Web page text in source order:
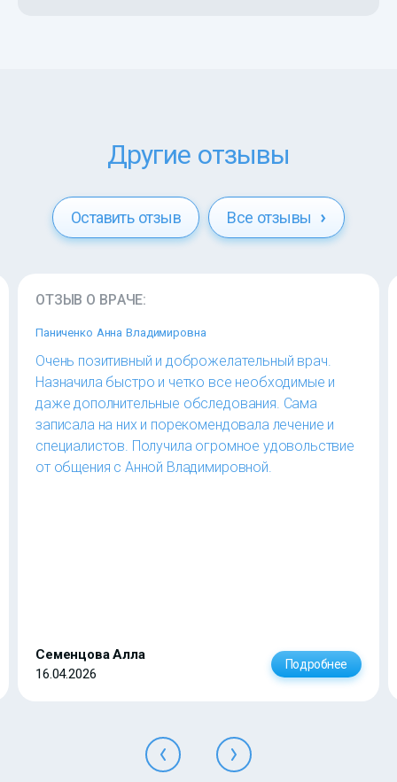
Другие отзывы
Оставить отзыв Все отзывы
ОТЗЫВ О ВРАЧЕ:
Паниченко Анна Владимировна
Очень позитивный и доброжелательный врач.
Назначила быстро и четко все необходимые и
даже дополнительные обследования. Сама
записала на них и порекомендовала лечение и
специалистов. Получила огромное удовольствие
от общения с Анной Владимировной.
Семенцова Алла
16.04.2026
Подробнее